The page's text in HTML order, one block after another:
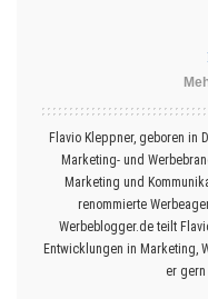
Flavio Kleppner, geboren in
Marketing- und
Marketing und
renommierte
Werbeblogger.de teilt
Entwicklungen in Marketing,
er